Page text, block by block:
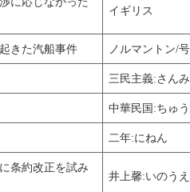
イギリス
きた汽船事件 ノルマントン/
三民主義:さん
中華民国:ちゅ
二年:にねん
条約改正を試み
井上馨:いのう